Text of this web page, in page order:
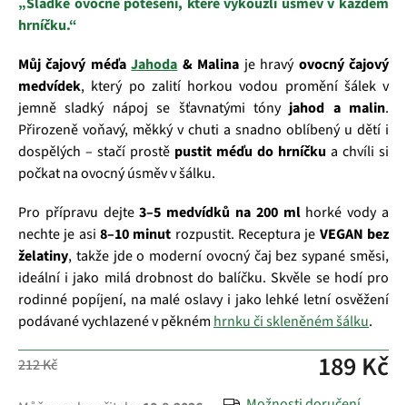
212 Kč 189 Kč
hrníčku.“
Můj čajový méďaJahoda & Malina je hravý ovocný čajový
medvídek, který po zalití horkou vodou promění šálek v
jemně sladký nápoj se šťavnatými tóny jahod a malin.
Přirozeně voňavý, měkký v chuti a snadno oblíbený u dětí i
dospělých – stačí prostě pustit méďu do hrníčku a chvíli si
počkat na ovocný úsměv v šálku.
Pro přípravu dejte3–5 medvídků na 200 mlhorké vody a
nechte je asi 8–10 minut rozpustit. Receptura je VEGAN bez
želatiny, takže jde o moderní ovocný čaj bez sypané směsi,
ideální i jako milá drobnost do balíčku. Skvěle se hodí pro
rodinné popíjení, na malé oslavy i jako lehké letní osvěžení
podávané vychlazené v pěkném hrnku či skleněném šálku.